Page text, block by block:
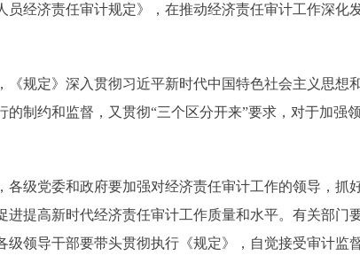
员经济责任审计规定》，在推动经济责任审计工作深
定》深入贯彻习近平新时代中国特色社会主义思想
的制约和监督，又贯彻“三个区分开来”要求，对于加
党委和政府要加强对经济责任审计工作的领导，抓
进提高新时代经济责任审计工作质量和水平。有关部
级领导干部要带头贯彻执行《规定》，自觉接受审计监